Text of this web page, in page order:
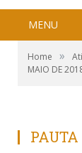
MENU
Home »
MAIO DE
PAUTA